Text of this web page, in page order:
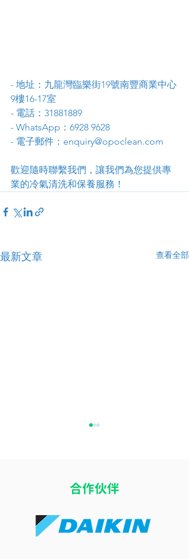
- 地址：九龍灣臨樂街19號南豐商業中心
9樓16-17室
- 電話：31881889
- WhatsApp：6928 9628
- 電子郵件：enquiry@opoclean.com
歡迎隨時聯繫我們，讓我們為您提供專
業的冷氣清洗和保養服務！
最新文章 查看全部
開冷氣瞓覺令小朋友乾
咳？改善冷氣房乾燥問題
​合作伙伴